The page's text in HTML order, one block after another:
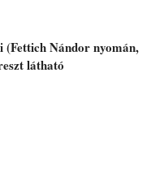
Nándor nyomán,
látható